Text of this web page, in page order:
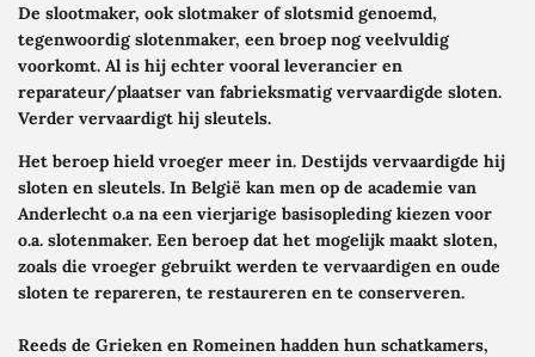
De slootmaker, ook slotmaker of slotsmid genoemd,
tegenwoordig slotenmaker, een broep nog veelvuldig
voorkomt. Al is hij echter vooral leverancier en
reparateur/plaatser van fabrieksmatig vervaardigde sloten.
Verder vervaardigt hij sleutels.
Het beroep hield vroeger meer in. Destijds vervaardigde hij
sloten en sleutels. In België kan men op de academie van
Anderlecht o.a na een vierjarige basisopleding kiezen voor
o.a. slotenmaker. Een beroep dat het mogelijk maakt sloten,
zoals die vroeger gebruikt werden te vervaardigen en oude
sloten te repareren, te restaureren en te conserveren.
Reeds de Grieken en Romeinen hadden hun schatkamers,